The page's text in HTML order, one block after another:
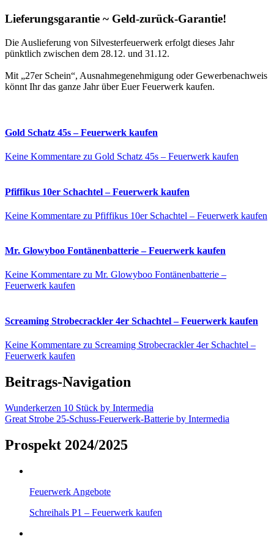
Lieferungsgarantie ~ Geld-zurück-Garantie!
Die Auslieferung von Silvesterfeuerwerk erfolgt dieses Jahr
pünktlich zwischen dem 28.12. und 31.12.
Mit „27er Schein“, Ausnahmegenehmigung oder Gewerbenachweis
könnt Ihr das ganze Jahr über Euer Feuerwerk kaufen.
Gold Schatz 45s – Feuerwerk kaufen
Keine Kommentare zu Gold Schatz 45s – Feuerwerk kaufen
Pfiffikus 10er Schachtel – Feuerwerk kaufen
Keine Kommentare zu Pfiffikus 10er Schachtel – Feuerwerk kaufen
Mr. Glowyboo Fontänenbatterie – Feuerwerk kaufen
Keine Kommentare zu Mr. Glowyboo Fontänenbatterie –
Feuerwerk kaufen
Screaming Strobecrackler 4er Schachtel – Feuerwerk kaufen
Keine Kommentare zu Screaming Strobecrackler 4er Schachtel –
Feuerwerk kaufen
Beitrags-Navigation
Wunderkerzen 10 Stück by Intermedia
Great Strobe 25-Schuss-Feuerwerk-Batterie by Intermedia
Prospekt 2024/2025
Feuerwerk Angebote
Schreihals P1 – Feuerwerk kaufen